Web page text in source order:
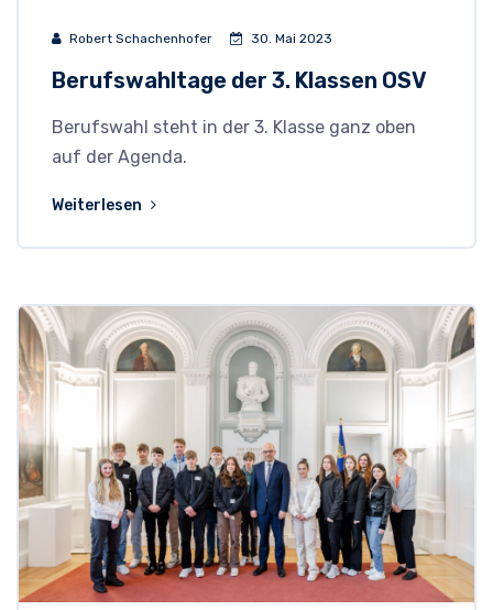
Robert Schachenhofer 30. Mai 2023
Berufswahltage der 3. Klassen OSV
Berufswahl steht in der 3. Klasse ganz oben
auf der Agenda.
Weiterlesen